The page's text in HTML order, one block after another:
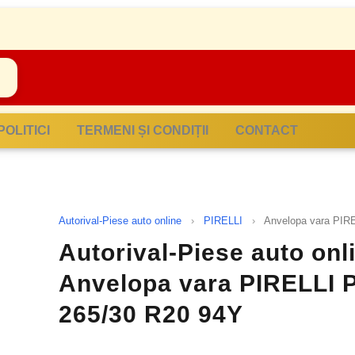
POLITICI TERMENI ȘI CONDIȚII CONTACT
Autorival-Piese auto online › PIRELLI › Anvelopa vara
Autorival-Piese auto
Anvelopa vara PIRELLI
265/30 R20 94Y